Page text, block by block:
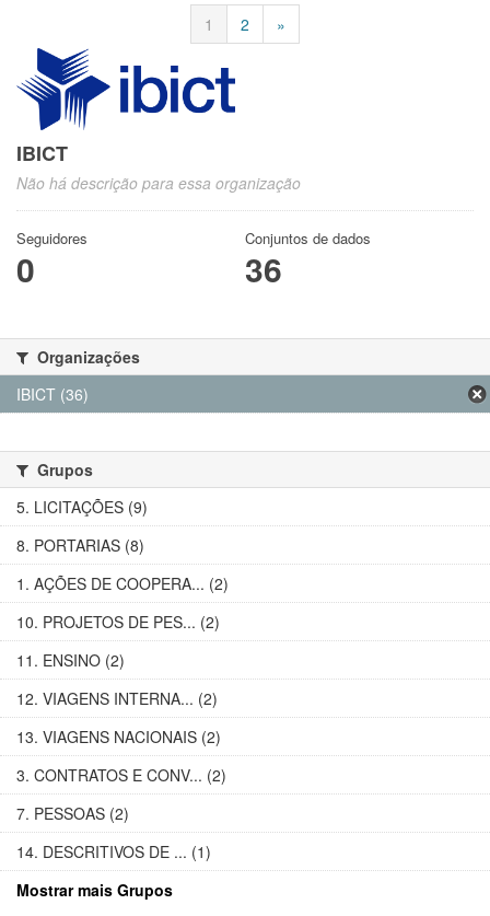
1 2 »
IBICT
Não há descrição para essa organização
Seguidores
0
Conjuntos de dados
36
Organizações
IBICT (36)
Grupos
5. LICITAÇÕES (9)
8. PORTARIAS (8)
1. AÇÕES DE COOPERA... (2)
10. PROJETOS DE PES... (2)
11. ENSINO (2)
12. VIAGENS INTERNA... (2)
13. VIAGENS NACIONAIS (2)
3. CONTRATOS E CONV... (2)
7. PESSOAS (2)
14. DESCRITIVOS DE ... (1)
Mostrar mais Grupos